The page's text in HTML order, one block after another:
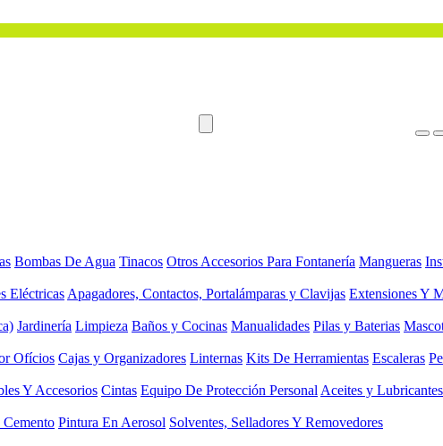
Bombas De Agua Tinacos Otros Accesorios Para Fontanería Mangueras
Eléctricas Apagadores, Contactos, Portalámparas y Clavijas Extensiones Y
Jardinería Limpieza Baños y Cocinas Manualidades Pilas y Baterias
Ofícios Cajas y Organizadores Linternas Kits De Herramientas Escaleras
Y Accesorios Cintas Equipo De Protección Personal Aceites y Lubricantes
Cemento Pintura En Aerosol Solventes, Selladores Y Removedores